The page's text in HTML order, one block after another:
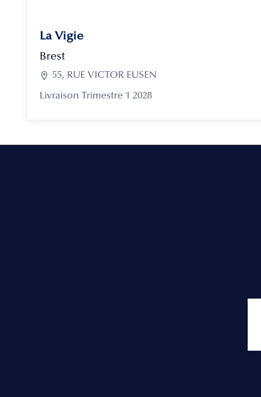
La Vigie
Brest
 55, RUE VICTOR EUSEN
Livraison Trimestre 1 2028